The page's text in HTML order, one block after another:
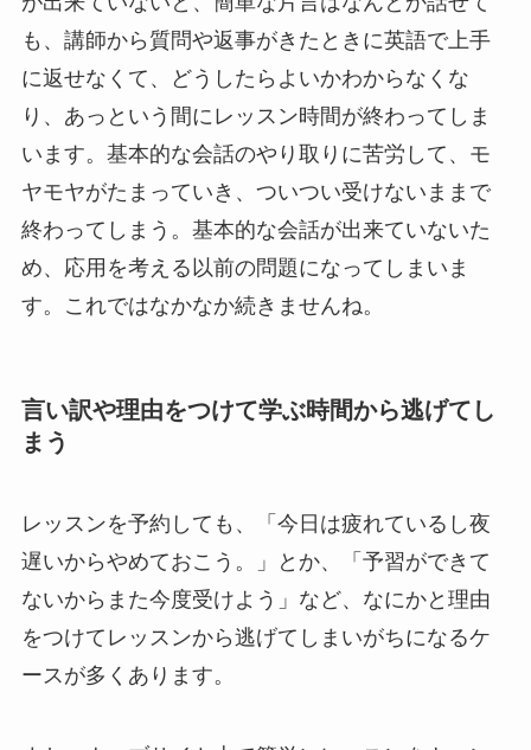
も、講師から質問や返事がきたときに英語で上手
に返せなくて、どうしたらよいかわからなくな
り、あっという間にレッスン時間が終わってしま
います。基本的な会話のやり取りに苦労して、モ
ヤモヤがたまっていき、ついつい受けないままで
終わってしまう。基本的な会話が出来ていないた
め、応用を考える以前の問題になってしまいま
す。これではなかなか続きませんね。
言い訳や理由をつけて学ぶ時間から逃げてし
まう
レッスンを予約しても、「今日は疲れているし夜
遅いからやめておこう。」とか、「予習ができて
ないからまた今度受けよう」など、なにかと理由
をつけてレッスンから逃げてしまいがちになるケ
ースが多くあります。